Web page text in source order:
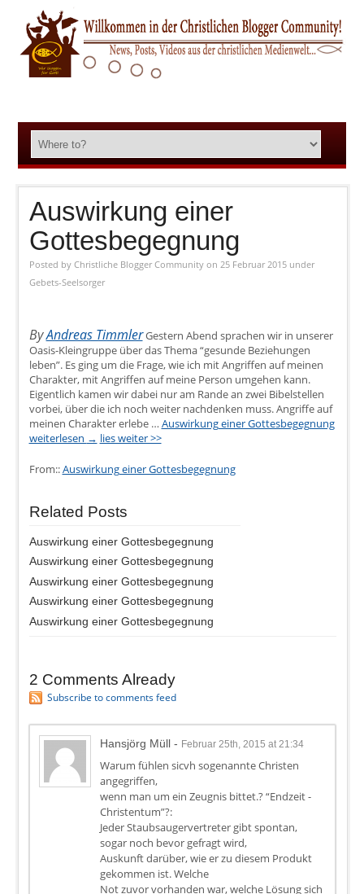
Auswirkung einer
Gottesbegegnung
Posted by Christliche Blogger Community on 25 Februar 2015 under
Gebets-Seelsorger
ByAndreas TimmlerGestern Abend sprachen wir in unserer
Oasis-Kleingruppe über das Thema “gesunde Beziehungen
leben”. Es ging um die Frage, wie ich mit Angriffen auf meinen
Charakter, mit Angriffen auf meine Person umgehen kann.
Eigentlich kamen wir dabei nur am Rande an zwei Bibelstellen
vorbei, über die ich noch weiter nachdenken muss. Angriffe auf
meinen Charakter erlebe … Auswirkung einer Gottesbegegnung
weiterlesen → lies weiter >>
From::Auswirkung einer Gottesbegegnung
Related Posts
Auswirkung einer Gottesbegegnung
Auswirkung einer Gottesbegegnung
Auswirkung einer Gottesbegegnung
Auswirkung einer Gottesbegegnung
Auswirkung einer Gottesbegegnung
2 Comments Already
Subscribe to comments feed
Hansjörg Müll - Februar 25th, 2015 at 21:34
Warum fühlen sicvh sogenannte Christen
angegriffen,
wenn man um ein Zeugnis bittet.? “Endzeit -
Christentum”?:
Jeder Staubsaugervertreter gibt spontan,
sogar noch bevor gefragt wird,
Auskunft darüber, wie er zu diesem Produkt
gekommen ist. Welche
Not zuvor vorhanden war, welche Lösung sich